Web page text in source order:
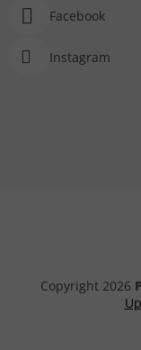
Facebook
Instagram
Copyright 2026